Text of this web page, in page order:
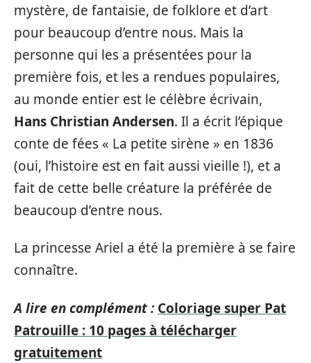
mystère, de fantaisie, de folklore et d’art
pour beaucoup d’entre nous. Mais la
personne qui les a présentées pour la
première fois, et les a rendues populaires,
au monde entier est le célèbre écrivain,
Hans Christian Andersen. Il a écrit l’épique
conte de fées « La petite sirène » en 1836
(oui, l’histoire est en fait aussi vieille !), et a
fait de cette belle créature la préférée de
beaucoup d’entre nous.
La princesse Ariel a été la première à se faire
connaître.
A lire en complément : Coloriage super Pat
Patrouille : 10 pages à télécharger
gratuitement